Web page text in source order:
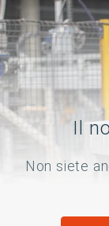
Il
Non siete